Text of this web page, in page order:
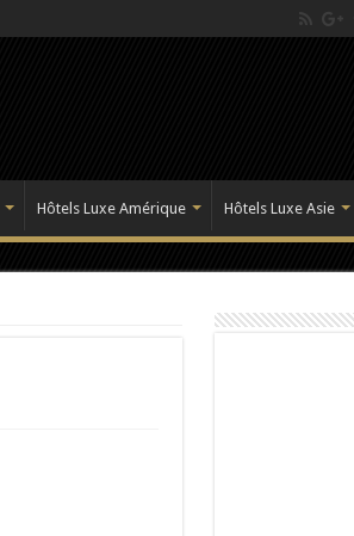
Hôtels Luxe Amérique Hôtels Luxe Asie